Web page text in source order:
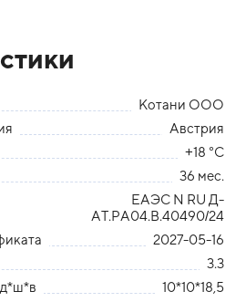
Котани ООО
Австрия
+18 °С
36 мес.
ЕАЭС N RU Д-
AT.РА04.В.40490/24
2027-05-16
3.3
10*10*18,5